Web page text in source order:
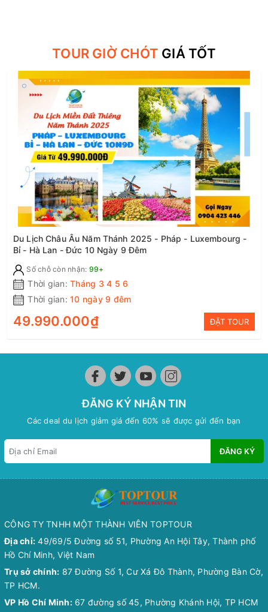
TOUR GIỜ CHÓT GIÁ TỐT
Du Lịch Châu Âu Năm Thánh 2025 - Pháp - Luxembourg -
Bỉ - Hà Lan - Đức 10 Ngày 9 Đêm
Số chỗ còn nhận: 99+
Thời gian: Tháng 3 4 5 6
Thời gian: 10 ngày 9 đêm
49.990.000₫ ĐẶT TOUR
ĐĂNG KÝ NHẬN TIN
Các deal du lịch giảm giá đến 60% sẽ được gửi đến bạn
ĐĂNG KÝ
CÔNG TY TNHH MỘT THÀNH VIÊN TOPTOUR
Địa chỉ: 49/69/5 Đường số 51, Phường An Hội Tây, Thành phố
Hồ Chí Minh, Việt Nam
Trụ sở chính: 87 Đường Số 1, Cư Xá Đô Thành, Phường Bàn Cờ,
TP HCM.
VP Hồ Chí Minh: 67 đường số 45, Phường Khánh Hội, TP HCM